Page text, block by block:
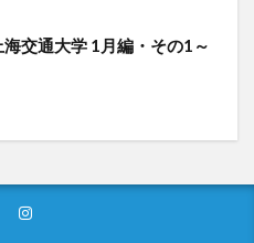
交通大学 1月編・その1～